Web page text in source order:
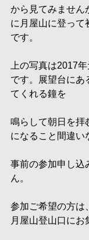
から見てみません
に月屋山に登って
です。
上の写真は2017
です。展望台にあ
てくれる鐘を
鳴らして朝日を拝
になること間違い
事前の参加申し込
ん。
参加ご希望の方は
月屋山登山口にお